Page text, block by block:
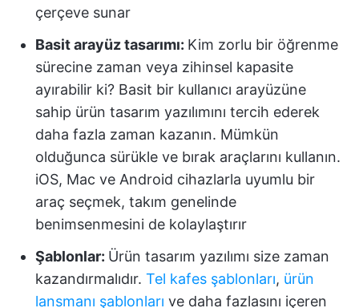
çerçeve sunar
Basit arayüz tasarımı: Kim zorlu bir öğrenme
sürecine zaman veya zihinsel kapasite
ayırabilir ki? Basit bir kullanıcı arayüzüne
sahip ürün tasarım yazılımını tercih ederek
daha fazla zaman kazanın. Mümkün
olduğunca sürükle ve bırak araçlarını kullanın.
iOS, Mac ve Android cihazlarla uyumlu bir
araç seçmek, takım genelinde
benimsenmesini de kolaylaştırır
Şablonlar: Ürün tasarım yazılımı size zaman
kazandırmalıdır. Tel kafes şablonları, ürün
lansmanı şablonları ve daha fazlasını içeren